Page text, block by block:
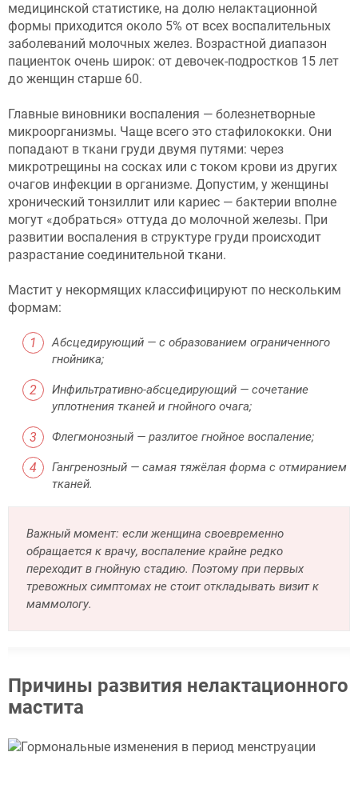
медицинской статистике, на долю нелактационной
формы приходится около 5% от всех воспалительных
заболеваний молочных желез. Возрастной диапазон
пациенток очень широк: от девочек-подростков 15 лет
до женщин старше 60.
Главные виновники воспаления — болезнетворные
микроорганизмы. Чаще всего это стафилококки. Они
попадают в ткани груди двумя путями: через
микротрещины на сосках или с током крови из других
очагов инфекции в организме. Допустим, у женщины
хронический тонзиллит или кариес — бактерии вполне
могут «добраться» оттуда до молочной железы. При
развитии воспаления в структуре груди происходит
разрастание соединительной ткани.
Мастит у некормящих классифицируют по нескольким
формам:
Абсцедирующий — с образованием ограниченного
гнойника;
Инфильтративно-абсцедирующий — сочетание
уплотнения тканей и гнойного очага;
Флегмонозный — разлитое гнойное воспаление;
Гангренозный — самая тяжёлая форма с отмиранием
тканей.
Важный момент: если женщина своевременно
обращается к врачу, воспаление крайне редко
переходит в гнойную стадию. Поэтому при первых
тревожных симптомах не стоит откладывать визит к
маммологу.
Причины развития нелактационного
мастита